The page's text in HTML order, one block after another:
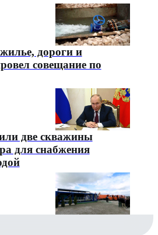
дороги и
совещание по
две скважины
для снабжения